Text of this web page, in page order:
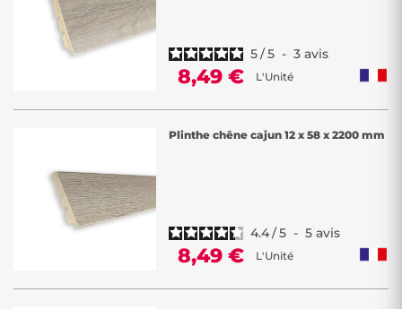
5/5 - 3 avis
8,49 € L'Unité
Plinthe chêne cajun 12 x 58 x 2200 mm
4.4/5 - 5 avis
8,49 € L'Unité